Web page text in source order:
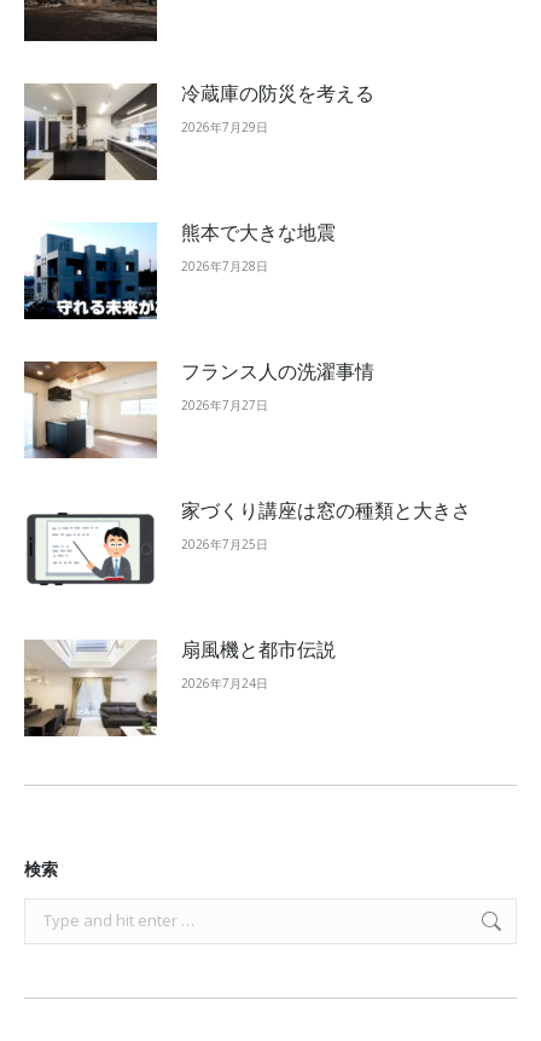
冷蔵庫の防災を考える
2026年7月29日
熊本で大きな地震
2026年7月28日
フランス人の洗濯事情
2026年7月27日
家づくり講座は窓の種類と大きさ
2026年7月25日
扇風機と都市伝説
2026年7月24日
検索
Search: